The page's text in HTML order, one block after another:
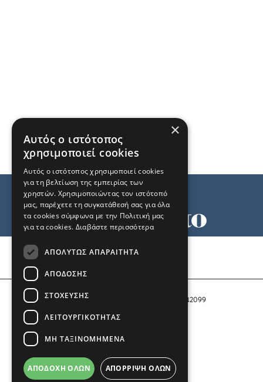
Αριθμός Πιστοποίησης Μ.Η.Τ. 242099
COPYRIGHT © 2026 Το Μανιφέστο
×
Αυτός ο ιστότοπος
χρησιμοποιεί cookies
Αυτός ο ιστότοπος χρησιμοποιεί cookies
για τη βελτίωση της εμπειρίας των
χρηστών. Χρησιμοποιώντας τον ιστότοπό
μας, παρέχετε τη συγκατάθεσή σας για όλα
τα cookies σύμφωνα με την Πολιτική μας
για τα cookies. Διαβάστε περισσότερα
ΑΠΟΛΎΤΩΣ ΑΠΑΡΑΊΤΗΤΑ
ΑΠΌΔΟΣΗΣ
ΣΤΌΧΕΥΣΗΣ
ΛΕΙΤΟΥΡΓΙΚΌΤΗΤΑΣ
ΜΗ ΤΑΞΙΝΟΜΗΜΈΝΑ
ΑΠΟΔΟΧΉ ΌΛΩΝ ΑΠΌΡΡΙΨΗ ΌΛΩΝ